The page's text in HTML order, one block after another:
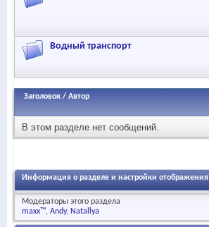
Водный транспорт
Заголовок / Автор
В этом разделе нет сообщений.
Информация о разделе и настройки отображения
Модераторы этого раздела
maxx™ Andy Natallya